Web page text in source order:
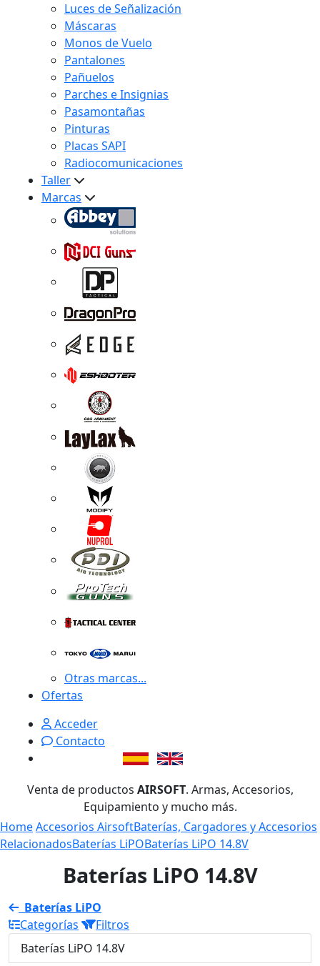
Luces de Señalización
Máscaras
Monos de Vuelo
Pantalones
Pañuelos
Parches e Insignias
Pasamontañas
Pinturas
Placas SAPI
Radiocomunicaciones
Taller
Marcas
Otras marcas...
Ofertas
Acceder
Contacto
Venta de productos AIRSOFT. Armas, Accesorios,
Equipamiento y mucho más.
HomeAccesorios AirsoftBaterías, Cargadores y Accesorios
RelacionadosBaterías LiPOBaterías LiPO 14.8V
Baterías LiPO 14.8V
Baterías LiPO
Categorías
Filtros
Baterías LiPO 14.8V